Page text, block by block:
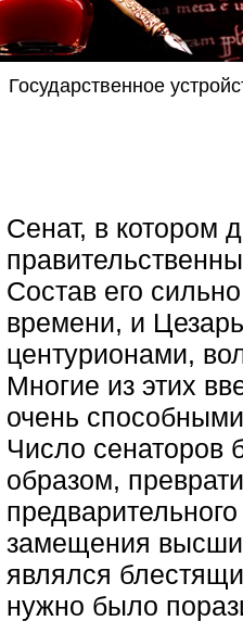
Государственное
Сенат, в котором
Состав его
времени, и
центурионами,
Многие из этих
очень
Число сенаторов
образом,
замещения
являлся
нужно было